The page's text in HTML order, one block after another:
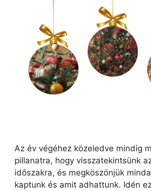
Az év végéhez közeledve mindig
pillanatra, hogy visszatekintsünk
időszakra, és megköszönjük
kaptunk és amit adhattunk. Idén